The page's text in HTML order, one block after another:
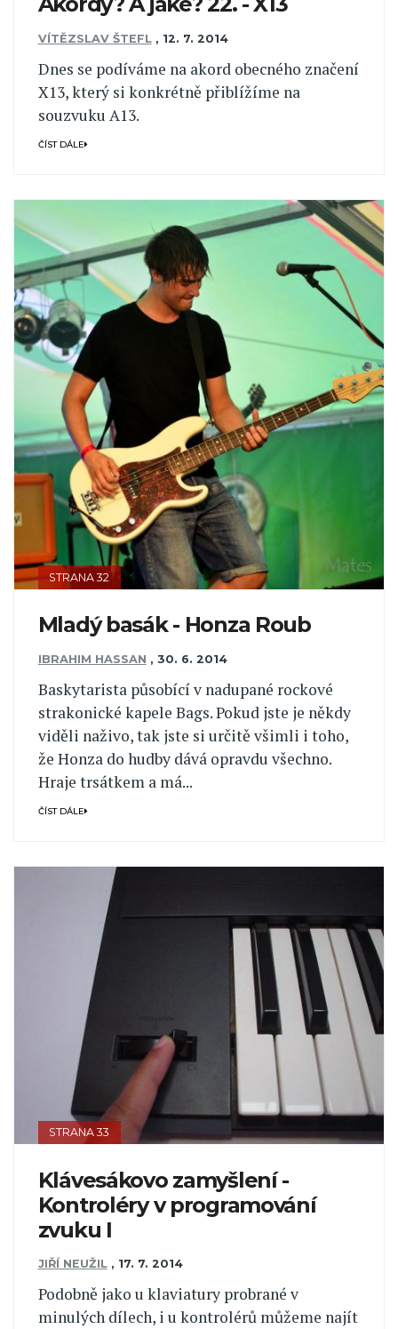
VÍTĚZSLAV ŠTEFL , 12. 7. 2014
Dnes se podíváme na akord obecného značení
X13, který si konkrétně přiblížíme na
souzvuku A13.
ČÍST DÁLE
STRANA 32
Mladý basák - Honza Roub
IBRAHIM HASSAN , 30. 6. 2014
Baskytarista působící v nadupané rockové
strakonické kapele Bags. Pokud jste je někdy
viděli naživo, tak jste si určitě všimli i toho,
že Honza do hudby dává opravdu všechno.
Hraje trsátkem a má...
ČÍST DÁLE
STRANA 33
Klávesákovo zamyšlení -
Kontroléry v programování
zvuku I
JIŘÍ NEUŽIL , 17. 7. 2014
Podobně jako u klaviatury probrané v
minulých dílech, i u kontrolérů můžeme najít